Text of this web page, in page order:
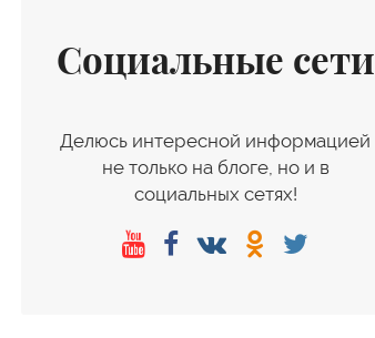
Социальные сети
Делюсь интересной информацией
не только на блоге, но и в
социальных сетях!